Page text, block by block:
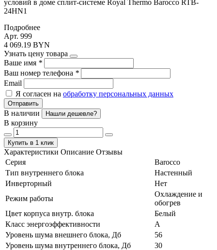
условий в доме сплит-системе Royal Thermo Barocco RTB-
24HN1
Подробнее
Арт. 999
4 069.19 BYN
Узнать цену товара
Ваше имя *
Ваш номер телефона *
Email
Я согласен на обработку персональных данных
Отправить
В наличии Нашли дешевле?
В корзину
Купить в 1 клик
Характеристики Описание Отзывы
Серия
Barocco
Тип внутреннего блока
Настенный
Инверторный
Нет
Режим работы
Охлаждение и
обогрев
Цвет корпуса внутр. блока
Белый
Класс энергоэффективности
А
Уровень шума внешнего блока, Дб
56
Уровень шума внутреннего блока, Дб
30